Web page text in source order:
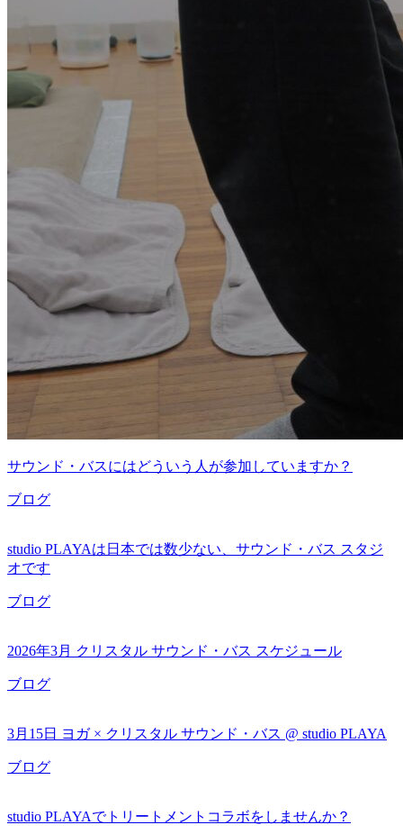
サウンド・バスにはどういう人が参加していますか？
ブログ
studio PLAYAは日本では数少ない、サウンド・バス スタジ
オです
ブログ
2026年3月 クリスタル サウンド・バス スケジュール
ブログ
3月15日 ヨガ × クリスタル サウンド・バス @ studio PLAYA
ブログ
studio PLAYAでトリートメントコラボをしませんか？